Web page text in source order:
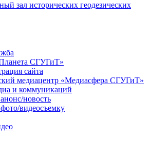
зал исторических геодезических
СГУГиТ»
сайта
медиацентр «Медиасфера СГУГиТ»
и коммуникаций
новость
видеосъемку